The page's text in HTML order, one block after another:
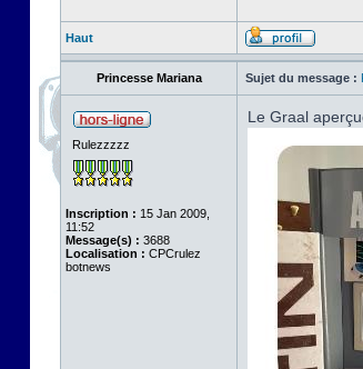
Haut
Princesse Mariana Sujet du message :
Rulezzzzz
Inscription : 15 Jan 2009,
11:52
Message(s) : 3688
Localisation : CPCrulez
botnews
Le Graal